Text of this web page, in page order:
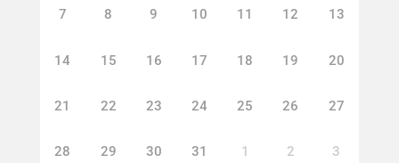
7 8 9 10 11 12 13
14 15 16 17 18 19 20
21 22 23 24 25 26 27
28 29 30 31 1 2 3